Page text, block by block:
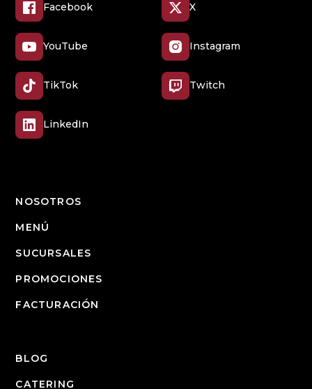
Facebook X
YouTube Instagram
TikTok Twitch
LinkedIn
NOSOTROS
MENÚ
SUCURSALES
PROMOCIONES
FACTURACIÓN
BLOG
CATERING